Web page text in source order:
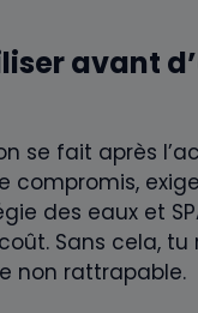
avant
se fait après
compromis,
des eaux et
Sans cela, tu
non rattrapable.